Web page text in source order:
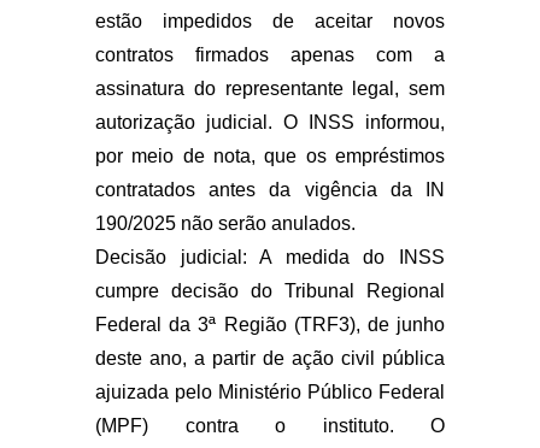
estão impedidos de aceitar novos
contratos firmados apenas com a
assinatura do representante legal, sem
autorização judicial. O INSS informou,
por meio de nota, que os empréstimos
contratados antes da vigência da IN
190/2025 não serão anulados.
Decisão judicial: A medida do INSS
cumpre decisão do Tribunal Regional
Federal da 3ª Região (TRF3), de junho
deste ano, a partir de ação civil pública
ajuizada pelo Ministério Público Federal
(MPF) contra o instituto. O